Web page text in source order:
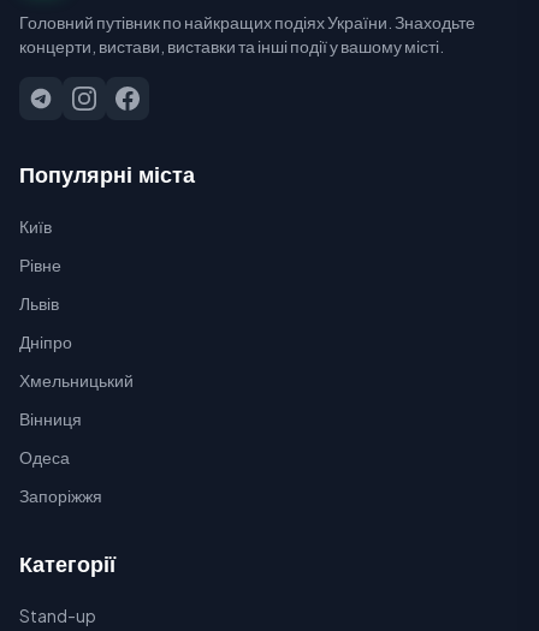
Головний путівник по найкращих подіях України. Знаходьте
концерти, вистави, виставки та інші події у вашому місті.
Популярні міста
Київ
Рівне
Львів
Дніпро
Хмельницький
Вінниця
Одеса
Запоріжжя
Категорії
Stand-up